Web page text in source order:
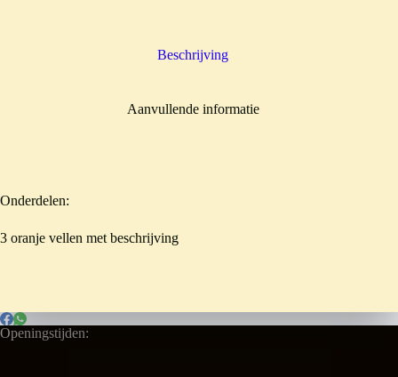
Beschrijving
Aanvullende informatie
Onderdelen:
3 oranje vellen met beschrijving
Openingstijden: